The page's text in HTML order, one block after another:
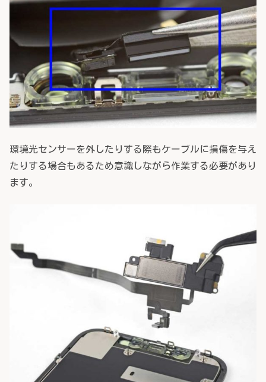
環境光センサーを外したりする際もケーブルに損傷を与え
たりする場合もあるため意識しながら作業する必要があり
ます。